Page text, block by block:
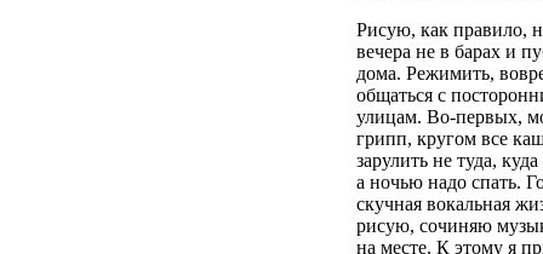
Рисую, как правило,
вечера не в барах и
дома. Режимить,
общаться с
улицам. Во-первых,
грипп, кругом все
зарулить не туда,
а ночью надо спать.
скучная вокальная
рисую, сочиняю
на месте. К этому я